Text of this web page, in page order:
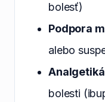
bolesť)
Podpora
alebo
Analgetiká
bolesti